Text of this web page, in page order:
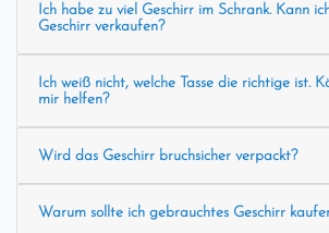
Ich habe zu viel Geschirr im Schrank. Kann
Geschirr verkaufen?
Ich weiß nicht, welche Tasse die richtige ist.
mir helfen?
Wird das Geschirr bruchsicher verpackt?
Warum sollte ich gebrauchtes Geschirr